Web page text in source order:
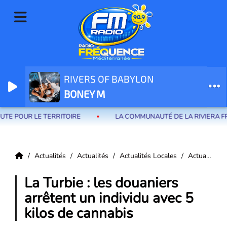
Radio Fréquence Méditerranée la radio de menton et des communes de
la riviera française
RIVERS OF BABYLON
BONEY M
LA COMMUNAUTÉ DE LA RIVIERA FRANÇAISE
Actualités Actualités Actualités Locales Actualités La Turbie
La Turbie : les douaniers
arrêtent un individu avec 5
kilos de cannabis